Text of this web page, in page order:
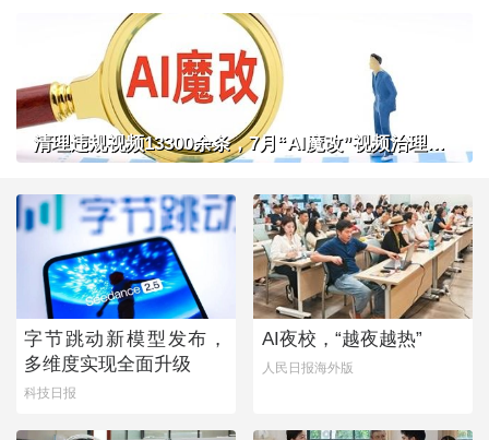
清理违规视频13300余条，7月“AI魔改”视频治理成果公布
字节跳动新模型发布，
多维度实现全面升级
科技日报
AI夜校，“越夜越热”
人民日报海外版